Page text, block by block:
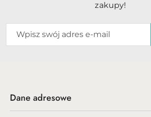
zakupy!
Dane adresowe